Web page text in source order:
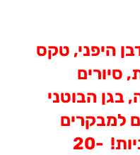
היפני, טקס
סיורים
בגן הבוטני
למבקרים
המחופשים לדמויות יפניות! 20-